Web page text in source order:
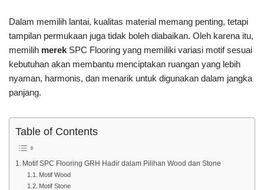
Dalam memilih lantai, kualitas material memang penting, tetapi
tampilan permukaan juga tidak boleh diabaikan. Oleh karena itu,
memilih merek SPC Flooring yang memiliki variasi motif sesuai
kebutuhan akan membantu menciptakan ruangan yang lebih
nyaman, harmonis, dan menarik untuk digunakan dalam jangka
panjang.
Table of Contents
Motif SPC Flooring GRH Hadir dalam Pilihan Wood dan Stone
Motif Wood
Motif Stone